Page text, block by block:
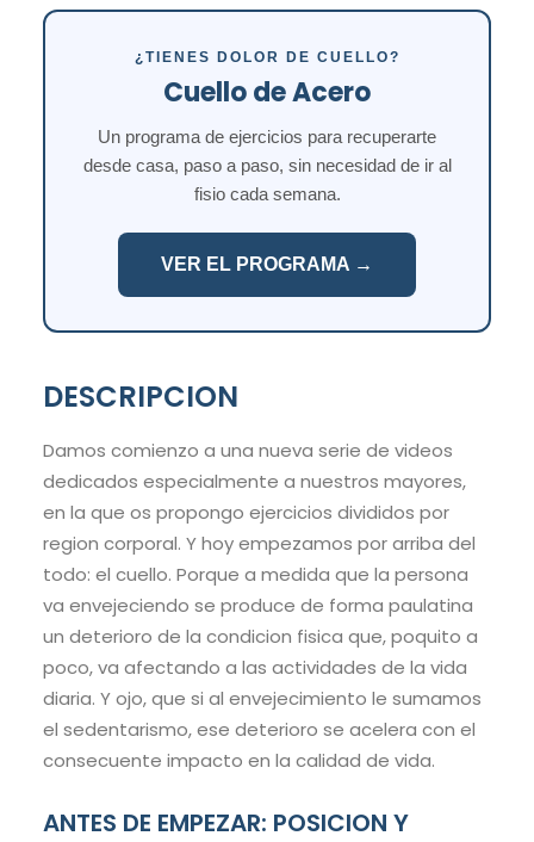
¿TIENES DOLOR DE CUELLO?
Cuello de Acero
Un programa de ejercicios para recuperarte
desde casa, paso a paso, sin necesidad de ir al
fisio cada semana.
VER EL PROGRAMA →
DESCRIPCION
Damos comienzo a una nueva serie de videos
dedicados especialmente a nuestros mayores,
en la que os propongo ejercicios divididos por
region corporal. Y hoy empezamos por arriba del
todo: el cuello. Porque a medida que la persona
va envejeciendo se produce de forma paulatina
un deterioro de la condicion fisica que, poquito a
poco, va afectando a las actividades de la vida
diaria. Y ojo, que si al envejecimiento le sumamos
el sedentarismo, ese deterioro se acelera con el
consecuente impacto en la calidad de vida.
ANTES DE EMPEZAR: POSICION Y